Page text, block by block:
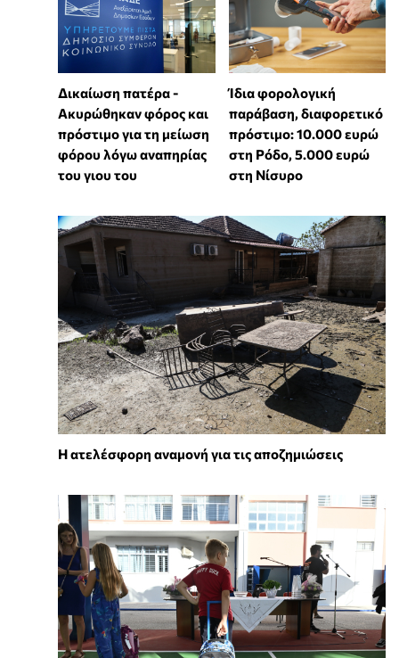
Δικαίωση πατέρα -
Ακυρώθηκαν φόρος και
πρόστιμο για τη μείωση
φόρου λόγω αναπηρίας
του γιου του
Ίδια φορολογική
παράβαση, διαφορετικό
πρόστιμο: 10.000 ευρώ
στη Ρόδο, 5.000 ευρώ
στη Νίσυρο
Η ατελέσφορη αναμονή για τις αποζημιώσεις